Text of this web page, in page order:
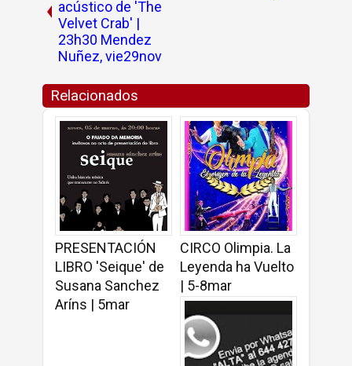
acústico de 'The
Velvet Crab' |
23h30 Mendez
Nuñez, vie29nov
Relacionados
PRESENTACIÓN
LIBRO 'Seique' de
Susana Sanchez
Aríns | 5mar
CIRCO Olimpia. La
Leyenda ha Vuelto
| 5-8mar